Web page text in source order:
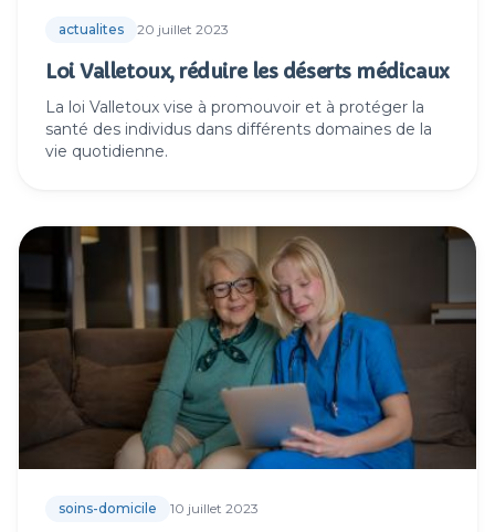
actualites 20 juillet 2023
Loi Valletoux, réduire les déserts médicaux
La loi Valletoux vise à promouvoir et à protéger la
santé des individus dans différents domaines de la
vie quotidienne.
soins-domicile 10 juillet 2023